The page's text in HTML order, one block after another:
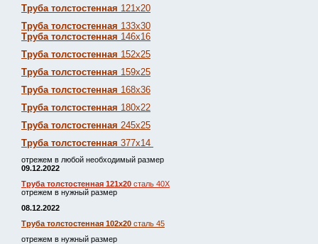
Труба толстостенная 121х20
Труба толстостенная 133х30
Труба толстостенная 146х16
Труба толстостенная 152х25
Труба толстостенная 159х25
Труба толстостенная 168х36
Труба толстостенная 180х22
Труба толстостенная 245х25
Труба толстостенная 377х14
отрежем в любой необходимый размер
09.12.2022
Труба толстостенная 121х20 сталь 40Х
отрежем в нужный размер
08.12.2022
Труба толстостенная 102х20 сталь 45
отрежем в нужный размер